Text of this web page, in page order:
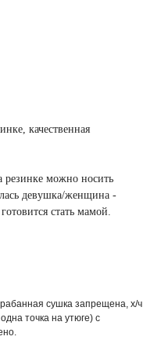
качественная
резинке можно носить
девушка/женщина -
стать мамой.
сушка запрещена, х/ч
точка на утюге) с